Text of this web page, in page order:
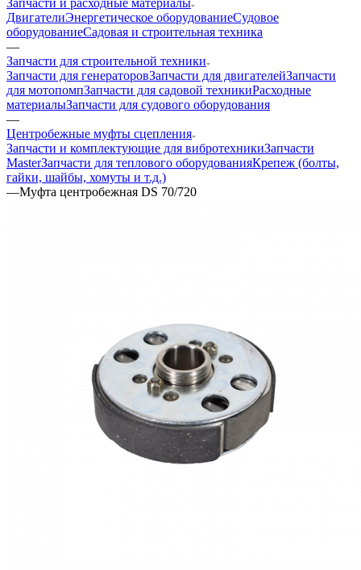
ДвигателиЭнергетическое оборудованиеСудовое
оборудованиеСадовая и строительная техника
—
Запчасти для строительной техники
Запчасти для генераторовЗапчасти для двигателейЗапчасти
для мотопомпЗапчасти для садовой техникиРасходные
материалыЗапчасти для судового оборудования
—
Центробежные муфты сцепления
Запчасти и комплектующие для вибротехникиЗапчасти
MasterЗапчасти для теплового оборудованияКрепеж (болты,
гайки, шайбы, хомуты и т.д.)
—Муфта центробежная DS 70/720